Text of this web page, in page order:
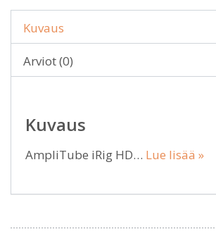
Kuvaus
Arviot (0)
Kuvaus
AmpliTube iRig HD… Lue lisää »